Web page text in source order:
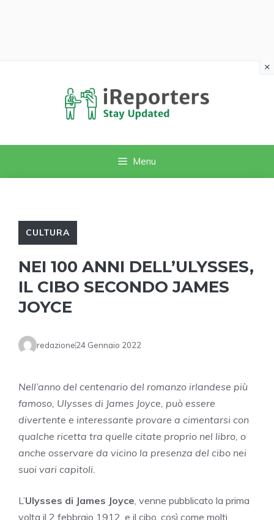
Menu
CULTURA
NEI 100 ANNI DELL’ULYSSES,
IL CIBO SECONDO JAMES
JOYCE
redazione24 Gennaio 2022
Nell’anno del centenario del romanzo irlandese più
famoso, Ulysses di James Joyce, può essere
divertente e interessante provare a cimentarsi con
qualche ricetta tra quelle citate proprio nel libro, o
anche osservare da vicino la presenza del cibo nei
suoi vari capitoli.
L’Ulysses di James Joyce, venne pubblicato la prima
volta il 2 febbraio 1912, e il cibo, così come molti
×